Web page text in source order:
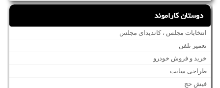
دوستان کاراموند
انتخابات مجلس ، کاندیدای مجلس
تعمیر تلفن
خرید و فروش خودرو
طراحی سایت
فیش حج